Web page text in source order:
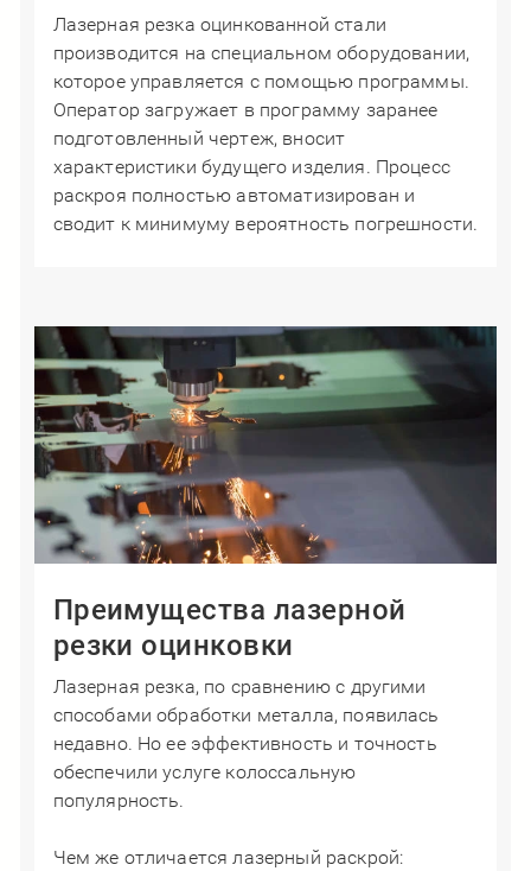
Лазерная резка оцинкованной стали
производится на специальном оборудовании,
которое управляется с помощью программы.
Оператор загружает в программу заранее
подготовленный чертеж, вносит
характеристики будущего изделия. Процесс
раскроя полностью автоматизирован и
сводит к минимуму вероятность погрешности.
Преимущества лазерной
резки оцинковки
Лазерная резка, по сравнению с другими
способами обработки металла, появилась
недавно. Но ее эффективность и точность
обеспечили услуге колоссальную
популярность.
​​​​​​​Чем же отличается лазерный раскрой: